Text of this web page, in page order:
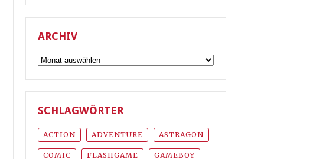
ARCHIV
Archiv
SCHLAGWÖRTER
ACTION ADVENTURE ASTRAGON
COMIC FLASHGAME GAMEBOY